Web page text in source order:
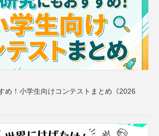
め！小学生向けコンテストまとめ《2026